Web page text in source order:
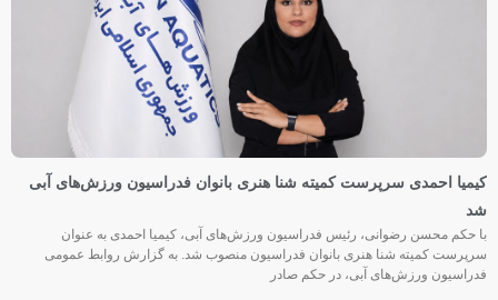
کیمیا احمدی سرپرست کمیته شنا هنری بانوان فدراسیون ورزش‌های آبی
شد
با حکم محسن رضوانی، رئیس فدراسیون ورزش‌های آبی، کیمیا احمدی به عنوان
سرپرست کمیته شنا هنری بانوان فدراسیون منصوب شد. به گزارش روابط عمومی
فدراسیون ورزش‌های آبی، در حکم صادر